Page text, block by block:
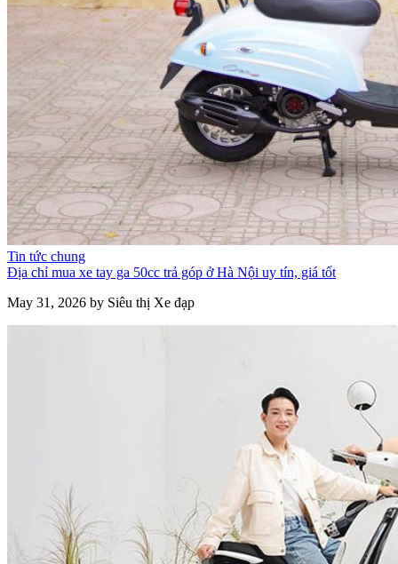
Tin tức chung
Địa chỉ mua xe tay ga 50cc trả góp ở Hà Nội uy tín, giá tốt
May 31, 2026 by Siêu thị Xe đạp